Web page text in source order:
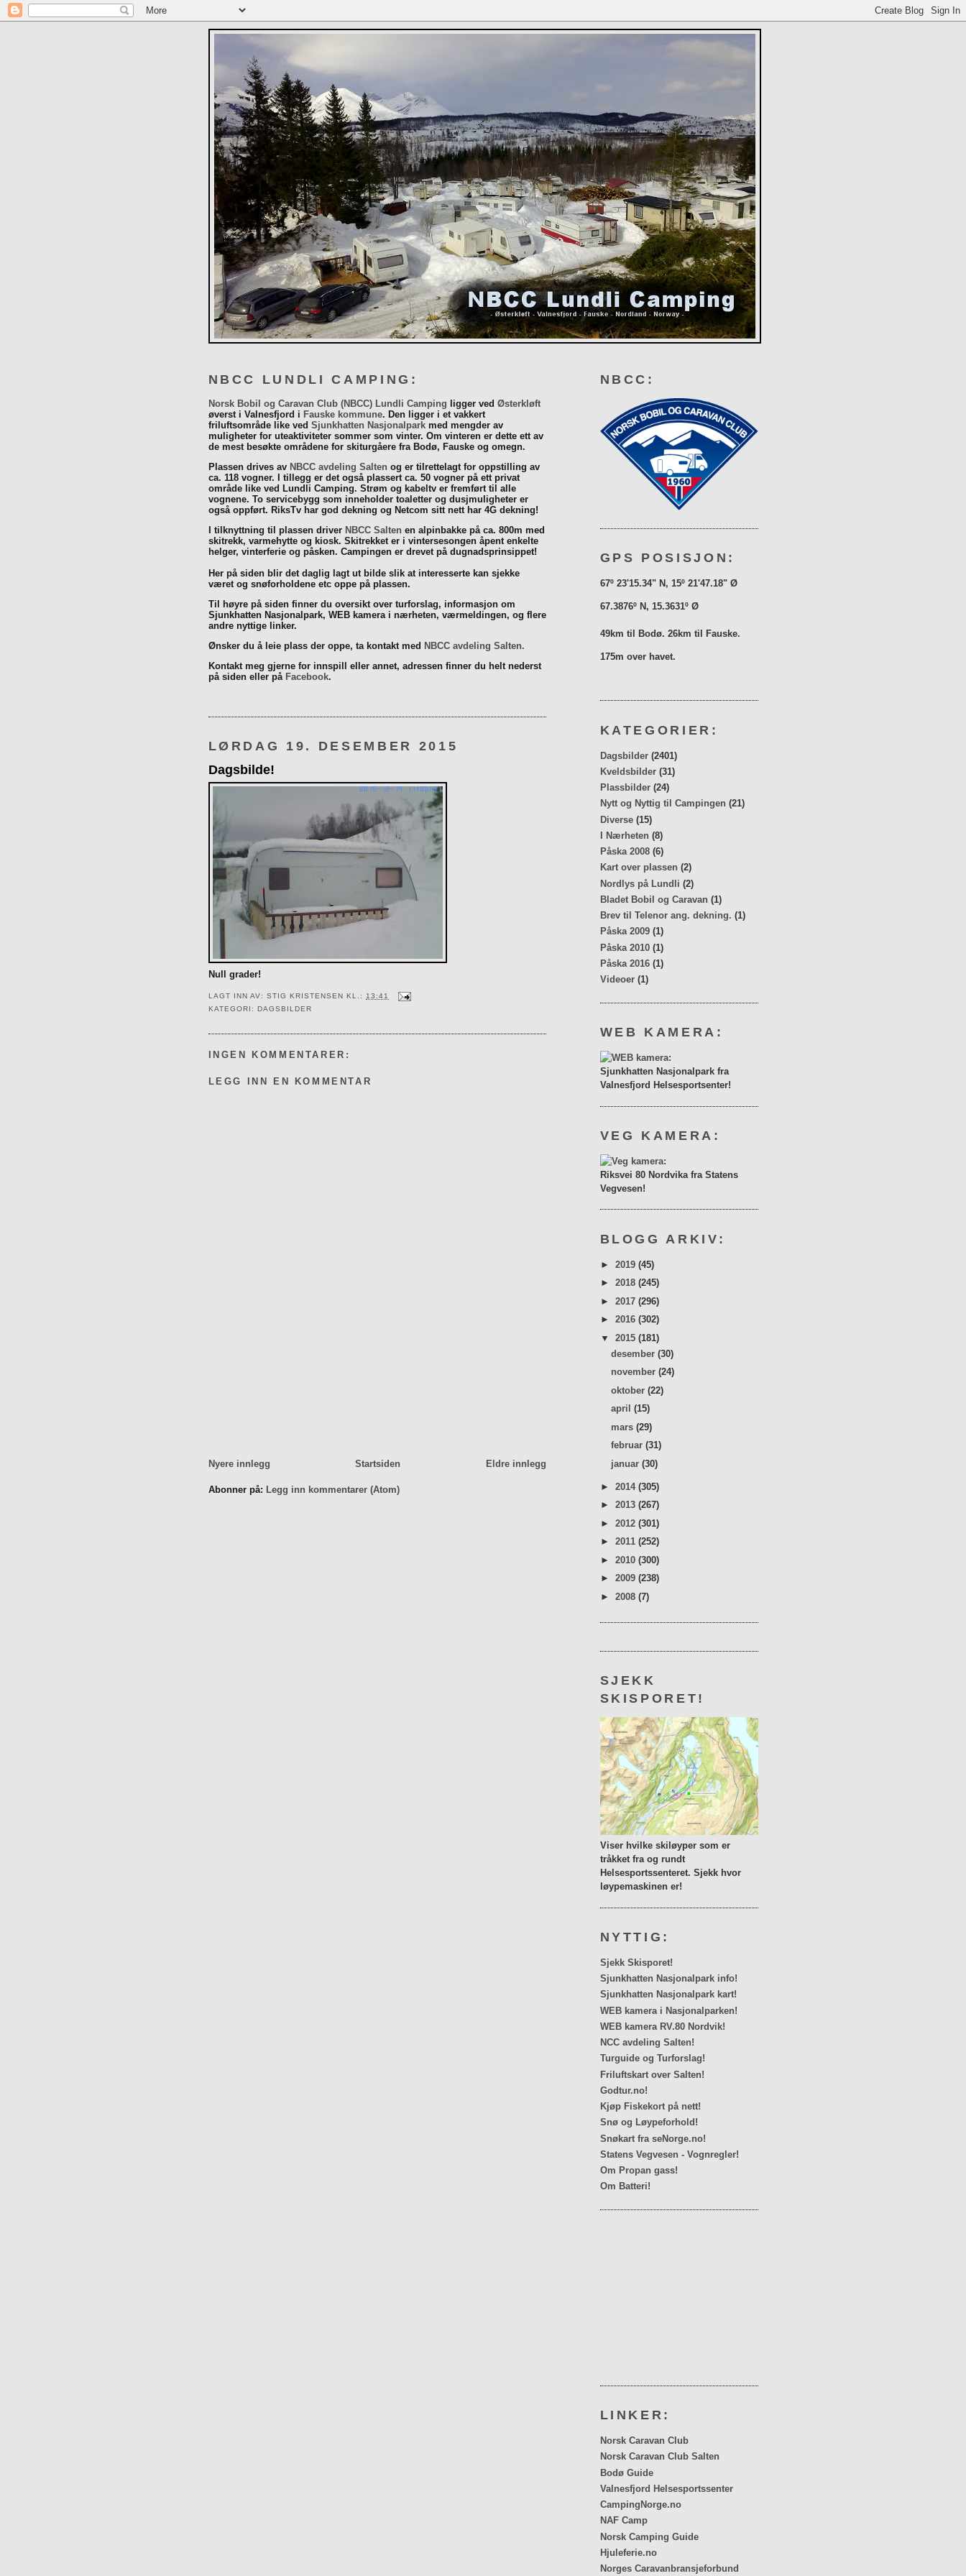
NBCC LUNDLI CAMPING:
Norsk Bobil og Caravan Club (NBCC) Lundli Camping ligger ved Østerkløft
øverst i Valnesfjord i Fauske kommune. Den ligger i et vakkert
friluftsområde like ved Sjunkhatten Nasjonalparkmed mengder av
muligheter for uteaktiviteter sommer som vinter. Om vinteren er dette ett av
de mest besøkte områdene for skiturgåere fra Bodø, Fauske og omegn.
Plassen drives av NBCC avdeling Salten og er tilrettelagt for oppstilling av
ca. 118 vogner. I tillegg er det også plassert ca. 50 vogner på ett privat
område like ved Lundli Camping. Strøm og kabeltv er fremført til alle
vognene. To servicebygg som inneholder toaletter og dusjmuligheter er
også oppført. RiksTv har god dekning og Netcom sitt nett har 4G dekning!
I tilknyttning til plassen driver NBCC Salten en alpinbakke på ca. 800m med
skitrekk, varmehytte og kiosk. Skitrekket er i vintersesongen åpent enkelte
helger, vinterferie og påsken. Campingen er drevet på dugnadsprinsippet!
Her på siden blir det daglig lagt ut bilde slik at interesserte kan sjekke
været og snøforholdene etc oppe på plassen.
Til høyre på siden finner du oversikt over turforslag, informasjon om
Sjunkhatten Nasjonalpark, WEB kamera i nærheten, værmeldingen, og flere
andre nyttige linker.
Ønsker du å leie plass der oppe, ta kontakt med NBCC avdeling Salten.
Kontakt meg gjerne for innspill eller annet, adressen finner du helt nederst
på siden eller på Facebook.
LØRDAG 19. DESEMBER 2015
Dagsbilde!
Null grader!
LAGT INN AV: STIG KRISTENSEN KL.: 13:41
KATEGORI: DAGSBILDER
INGEN KOMMENTARER:
LEGG INN EN KOMMENTAR
Nyere innlegg Eldre innlegg
Startsiden
Abonner på: Legg inn kommentarer (Atom)
NBCC:
GPS POSISJON:
67º 23'15.34" N, 15º 21'47.18" Ø
67.3876º N, 15.3631º Ø
49km til Bodø. 26km til Fauske.
175m over havet.
KATEGORIER:
Dagsbilder (2401)
Kveldsbilder (31)
Plassbilder (24)
Nytt og Nyttig til Campingen (21)
Diverse (15)
I Nærheten (8)
Påska 2008 (6)
Kart over plassen (2)
Nordlys på Lundli (2)
Bladet Bobil og Caravan (1)
Brev til Telenor ang. dekning. (1)
Påska 2009 (1)
Påska 2010 (1)
Påska 2016 (1)
Videoer (1)
WEB KAMERA:
Sjunkhatten Nasjonalpark fra
Valnesfjord Helsesportsenter!
VEG KAMERA:
Riksvei 80 Nordvika fra Statens
Vegvesen!
BLOGG ARKIV:
► 2019 (45)
► 2018 (245)
► 2017 (296)
► 2016 (302)
▼ 2015 (181)
desember(30)
november(24)
oktober(22)
april(15)
mars(29)
februar(31)
januar(30)
► 2014 (305)
► 2013 (267)
► 2012 (301)
► 2011 (252)
► 2010 (300)
► 2009 (238)
► 2008 (7)
SJEKK
SKISPORET!
Viser hvilke skiløyper som er
tråkket fra og rundt
Helsesportssenteret. Sjekk hvor
løypemaskinen er!
NYTTIG:
Sjekk Skisporet!
Sjunkhatten Nasjonalpark info!
Sjunkhatten Nasjonalpark kart!
WEB kamera i Nasjonalparken!
WEB kamera RV.80 Nordvik!
NCC avdeling Salten!
Turguide og Turforslag!
Friluftskart over Salten!
Godtur.no!
Kjøp Fiskekort på nett!
Snø og Løypeforhold!
Snøkart fra seNorge.no!
Statens Vegvesen - Vognregler!
Om Propan gass!
Om Batteri!
LINKER:
Norsk Caravan Club
Norsk Caravan Club Salten
Bodø Guide
Valnesfjord Helsesportssenter
CampingNorge.no
NAF Camp
Norsk Camping Guide
Hjuleferie.no
Norges Caravanbransjeforbund